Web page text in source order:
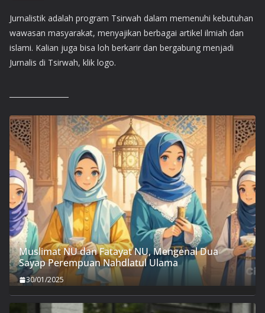
Jurnalistik adalah program Tsirwah dalam memenuhi kebutuhan
wawasan masyarakat, menyajikan berbagai artikel ilmiah dan
islami. Kalian juga bisa loh berkarir dan bergabung menjadi
Jurnalis di Tsirwah, klik logo.
Muslimat NU dan Fatayat NU, Mengenal Dua
Sayap Perempuan Nahdlatul Ulama
30/01/2025